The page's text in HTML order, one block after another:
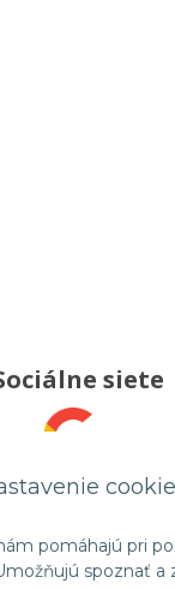
pomáhajú pri
spoznať a
siete
nám recenziu